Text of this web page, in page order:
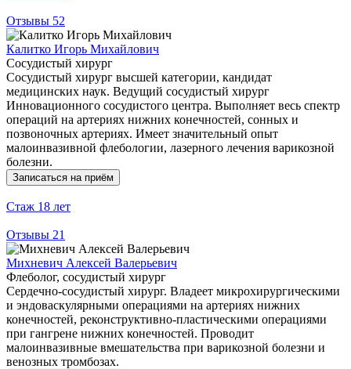
Отзывы 52
Калитко Игорь Михайлович
Сосудистый хирург
Сосудистый хирург высшей категории, кандидат
медицинских наук. Ведущий сосудистый хирург
Инновационного сосудистого центра. Выполняет весь спектр
операций на артериях нижних конечностей, сонных и
позвоночных артериях. Имеет значительный опыт
малоинвазивной флебологии, лазерного лечения варикозной
болезни.
Записаться на приём
Стаж 18 лет
Отзывы 21
Михневич Алексей Валерьевич
Флеболог, сосудистый хирург
Сердечно-сосудистый хирург. Владеет микрохирургическими
и эндоваскулярными операциями на артериях нижних
конечностей, реконструктивно-пластическими операциями
при гангрене нижних конечностей. Проводит
малоинвазивные вмешательства при варикозной болезни и
венозных тромбозах.